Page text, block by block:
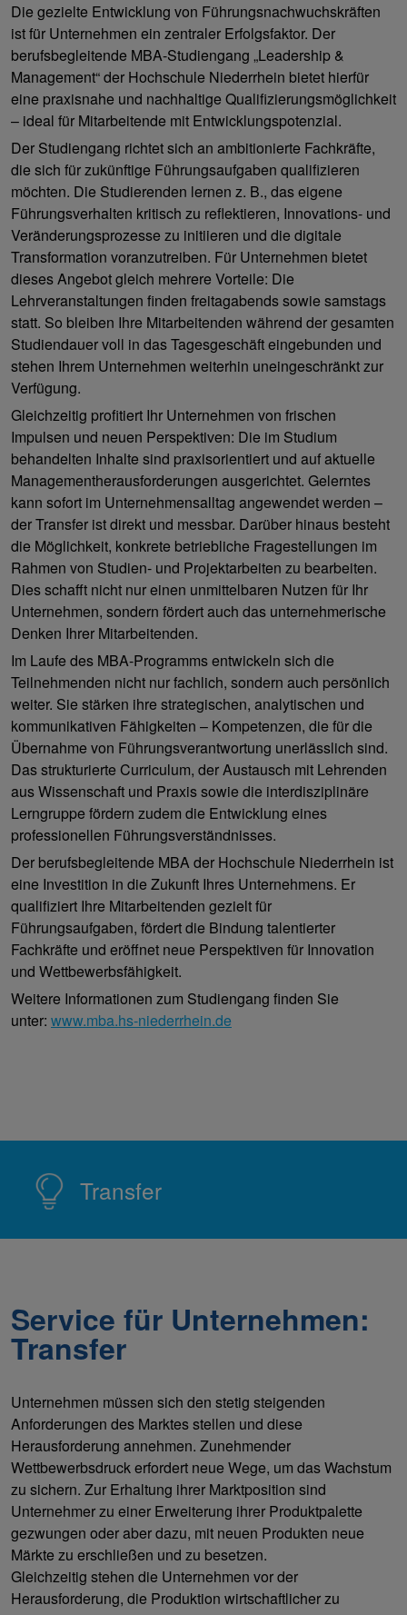
Die gezielte Entwicklung von Führungsnachwuchskräften
ist für Unternehmen ein zentraler Erfolgsfaktor. Der
berufsbegleitende MBA-Studiengang „Leadership &
Management“ der Hochschule Niederrhein bietet hierfür
eine praxisnahe und nachhaltige Qualifizierungsmöglichkeit
– ideal für Mitarbeitende mit Entwicklungspotenzial.
Der Studiengang richtet sich an ambitionierte Fachkräfte,
die sich für zukünftige Führungsaufgaben qualifizieren
möchten. Die Studierenden lernen z. B., das eigene
Führungsverhalten kritisch zu reflektieren, Innovations- und
Veränderungsprozesse zu initiieren und die digitale
Transformation voranzutreiben. Für Unternehmen bietet
dieses Angebot gleich mehrere Vorteile: Die
Lehrveranstaltungen finden freitagabends sowie samstags
statt. So bleiben Ihre Mitarbeitenden während der gesamten
Studiendauer voll in das Tagesgeschäft eingebunden und
stehen Ihrem Unternehmen weiterhin uneingeschränkt zur
Verfügung.
Gleichzeitig profitiert Ihr Unternehmen von frischen
Impulsen und neuen Perspektiven: Die im Studium
behandelten Inhalte sind praxisorientiert und auf aktuelle
Managementherausforderungen ausgerichtet. Gelerntes
kann sofort im Unternehmensalltag angewendet werden –
der Transfer ist direkt und messbar. Darüber hinaus besteht
die Möglichkeit, konkrete betriebliche Fragestellungen im
Rahmen von Studien- und Projektarbeiten zu bearbeiten.
Dies schafft nicht nur einen unmittelbaren Nutzen für Ihr
Unternehmen, sondern fördert auch das unternehmerische
Denken Ihrer Mitarbeitenden.
Im Laufe des MBA-Programms entwickeln sich die
Teilnehmenden nicht nur fachlich, sondern auch persönlich
weiter. Sie stärken ihre strategischen, analytischen und
kommunikativen Fähigkeiten – Kompetenzen, die für die
Übernahme von Führungsverantwortung unerlässlich sind.
Das strukturierte Curriculum, der Austausch mit Lehrenden
aus Wissenschaft und Praxis sowie die interdisziplinäre
Lerngruppe fördern zudem die Entwicklung eines
professionellen Führungsverständnisses.
Der berufsbegleitende MBA der Hochschule Niederrhein ist
eine Investition in die Zukunft Ihres Unternehmens. Er
qualifiziert Ihre Mitarbeitenden gezielt für
Führungsaufgaben, fördert die Bindung talentierter
Fachkräfte und eröffnet neue Perspektiven für Innovation
und Wettbewerbsfähigkeit.
Weitere Informationen zum Studiengang finden Sie
unter: www.mba.hs-niederrhein.de
Transfer
Service für Unternehmen:
Transfer
Unternehmen müssen sich den stetig steigenden
Anforderungen des Marktes stellen und diese
Herausforderung annehmen. Zunehmender
Wettbewerbsdruck erfordert neue Wege, um das Wachstum
zu sichern. Zur Erhaltung ihrer Marktposition sind
Unternehmer zu einer Erweiterung ihrer Produktpalette
gezwungen oder aber dazu, mit neuen Produkten neue
Märkte zu erschließen und zu besetzen.
Gleichzeitig stehen die Unternehmen vor der
Herausforderung, die Produktion wirtschaftlicher zu